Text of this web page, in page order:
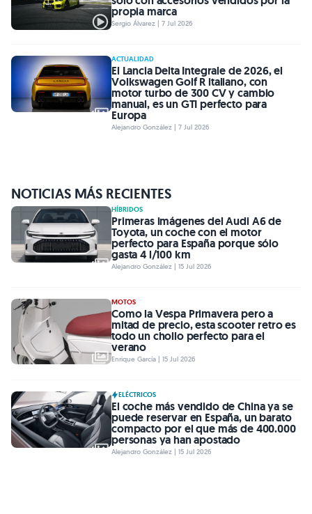
propia marca
Sergio Álvarez | 7 Jul 2026
ACTUALIDAD
El Lancia Delta Integrale de 2026, el
Volkswagen Golf R italiano, con
motor turbo de 300 CV y cambio
manual, es un GTI perfecto para
Europa
Alejandro González | 7 Jul 2026
NOTICIAS MÁS RECIENTES
HÍBRIDOS
Primeras imágenes del Audi A6 de
Toyota, un coche con el motor
perfecto para España porque sólo
gasta 4 l/100 km
Alejandro González | 15 Jul 2026
MOTOS
Como la Vespa Primavera pero a
mitad de precio, esta scooter retro es
todo un chollo perfecto para el
verano
Enrique García | 15 Jul 2026
ELÉCTRICOS
El coche más vendido de China ya se
puede reservar en España, un barato
compacto por el que más de 400.000
personas ya han apostado
Alejandro González | 15 Jul 2026